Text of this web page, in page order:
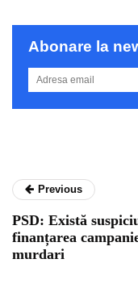
Abonare la
Previous
PSD: Există
finanțarea
murdari